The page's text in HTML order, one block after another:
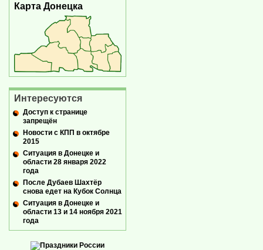
Карта Донецка
Интересуются
Доступ к странице
запрещён
Новости с КПП в октябре
2015
Ситуация в Донецке и
области 28 января 2022
года
После Дубаев Шахтёр
снова едет на Кубок Солнца
Ситуация в Донецке и
области 13 и 14 ноября 2021
года